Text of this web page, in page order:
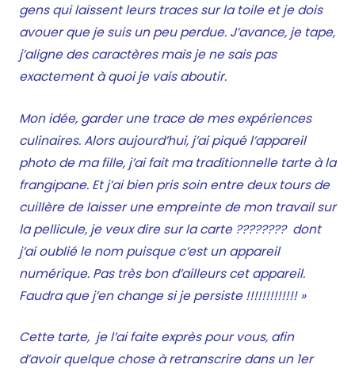
gens qui laissent leurs traces sur la toile et je dois
avouer que je suis un peu perdue. J’avance, je tape,
j’aligne des caractères mais je ne sais pas
exactement à quoi je vais aboutir.
Mon idée, garder une trace de mes expériences
culinaires. Alors aujourd’hui, j’ai piqué l’appareil
photo de ma fille, j’ai fait ma traditionnelle tarte à la
frangipane. Et j’ai bien pris soin entre deux tours de
cuillère de laisser une empreinte de mon travail sur
la pellicule, je veux dire sur la carte ???????? dont
j’ai oublié le nom puisque c’est un appareil
numérique. Pas très bon d’ailleurs cet appareil.
Faudra que j’en change si je persiste !!!!!!!!!!!!! »
Cette tarte, je l’ai faite exprès pour vous, afin
d’avoir quelque chose à retranscrire dans un 1er